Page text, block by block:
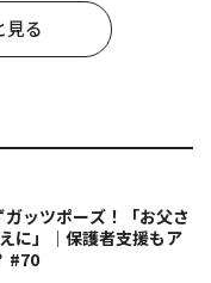
見る
ガッツポーズ！「お父さ
に」｜保護者支援もア
#70